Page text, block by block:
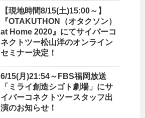
【現地時間8/15(土)15:00～】
『OTAKUTHON（オタクソン）
at Home 2020』にてサイバーコ
ネクトツー松山洋のオンライン
セミナー決定！
6/15(月)21:54～FBS福岡放送
「ミライ創造シゴト劇場」にサ
イバーコネクトツースタッフ出
演のお知らせ！